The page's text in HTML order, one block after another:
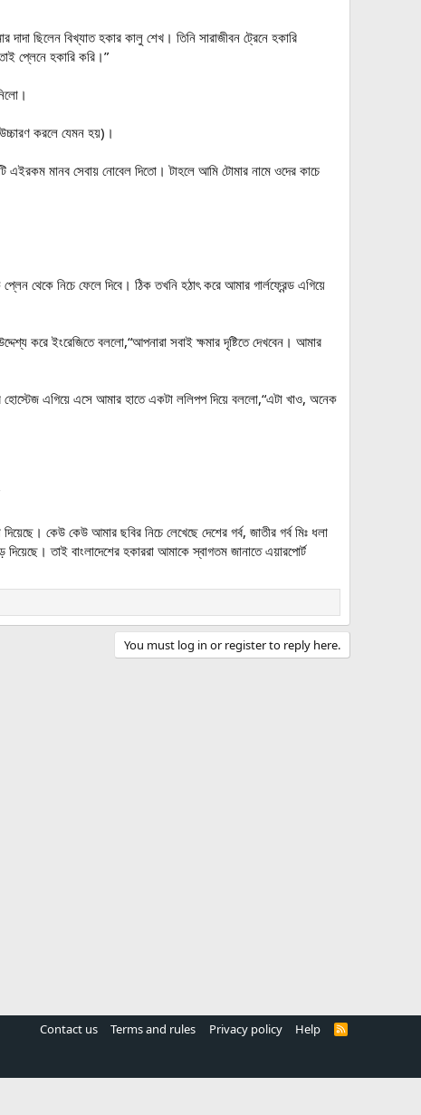
দাদা ছিলেন বিখ্যাত হকার কালু শেখ। তিনি সারাজীবন ট্রেনে হকারি
প্লেনে হকারি করি।”
করলে যেমন হয়)।
মানব সেবায় নোবেল দিতো। টাহলে আমি টোমার নামে ওদের কাচে
নিচে ফেলে দিবে। ঠিক তখনি হঠাৎ করে আমার গার্লফ্রেন্ড এগিয়ে
করে ইংরেজিতে বললো,“আপনারা সবাই ক্ষমার দৃষ্টিতে দেখবেন। আমার
এগিয়ে এসে আমার হাতে একটা ললিপপ দিয়ে বললো,“এটা খাও, অনেক
কেউ কেউ আমার ছবির নিচে লেখেছে দেশের গর্ব, জাতীর গর্ব মিঃ ধলা
তাই বাংলাদেশের হকাররা আমাকে স্বাগতম জানাতে এয়ারপোর্ট
You must log in or register to reply here.
Contact us Terms and rules Privacy policy Help
R